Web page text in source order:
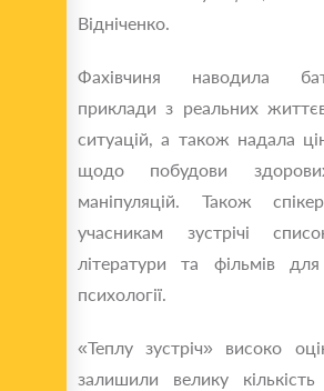
Відніченко.
Фахівчиня наводила
приклади з реальних
ситуацій, а також надала
щодо побудови
маніпуляцій. Також
учасникам зустрічі
літератури та фільмів
психології.
«Теплу зустріч» високо
залишили велику